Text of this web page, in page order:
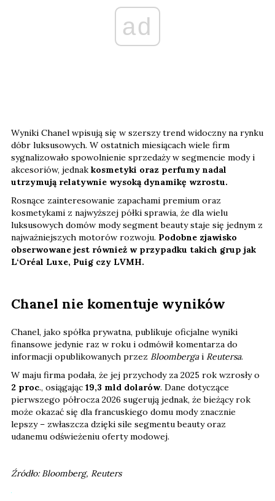
ad
Wyniki Chanel wpisują się w szerszy trend widoczny na rynku
dóbr luksusowych. W ostatnich miesiącach wiele firm
sygnalizowało spowolnienie sprzedaży w segmencie mody i
akcesoriów, jednak kosmetyki oraz perfumy nadal
utrzymują relatywnie wysoką dynamikę wzrostu.
Rosnące zainteresowanie zapachami premium oraz
kosmetykami z najwyższej półki sprawia, że dla wielu
luksusowych domów mody segment beauty staje się jednym z
najważniejszych motorów rozwoju. Podobne zjawisko
obserwowane jest również w przypadku takich grup jak
L‘Oréal Luxe, Puig czy LVMH.
Chanel nie komentuje wyników
Chanel, jako spółka prywatna, publikuje oficjalne wyniki
finansowe jedynie raz w roku i odmówił komentarza do
informacji opublikowanych przez Bloombergai Reutersa.
W maju firma podała, że jej przychody za 2025 rok wzrosły o
2 proc., osiągając 19,3 mld dolarów. Dane dotyczące
pierwszego półrocza 2026 sugerują jednak, że bieżący rok
może okazać się dla francuskiego domu mody znacznie
lepszy – zwłaszcza dzięki sile segmentu beauty oraz
udanemu odświeżeniu oferty modowej.
Źródło: Bloomberg, Reuters